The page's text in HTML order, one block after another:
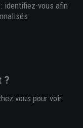
identifiez-vous afin
?
vous pour voir